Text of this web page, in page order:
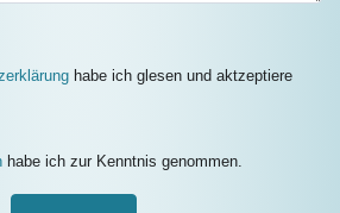
habe ich glesen und aktzeptiere
habe ich zur Kenntnis genommen.